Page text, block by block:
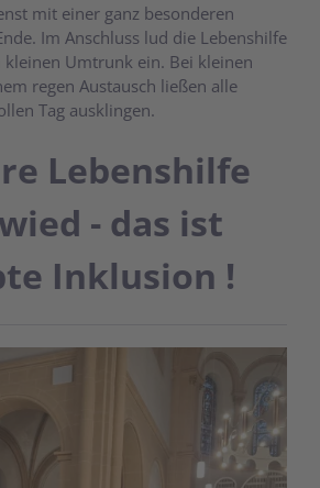
mit einer ganz besonderen
Im Anschluss lud die Lebenshilfe
kleinen Umtrunk ein. Bei kleinen
regen Austausch ließen alle
Tag ausklingen.
Lebenshilfe
- das ist
Inklusion !